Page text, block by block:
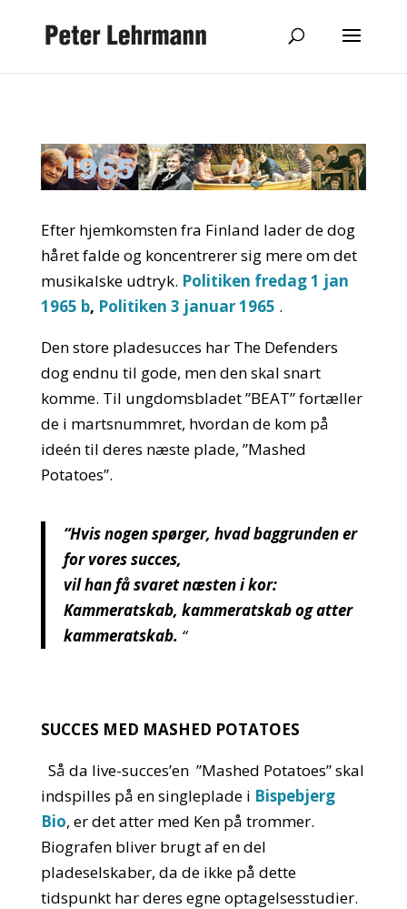
Efter hjemkomsten fra Finland lader de dog
håret falde og koncentrerer sig mere om det
musikalske udtryk. Politiken fredag 1 jan
1965 b, Politiken 3 januar 1965 .
Den store pladesucces har The Defenders
dog endnu til gode, men den skal snart
komme. Til ungdomsbladet ”BEAT” fortæller
de i martsnummret, hvordan de kom på
ideén til deres næste plade, ”Mashed
Potatoes”.
“Hvis nogen spørger, hvad baggrunden er
for vores succes,
vil han få svaret næsten i kor:
Kammeratskab, kammeratskab og atter
kammeratskab. “
SUCCES MED MASHED POTATOES
Så da live-succes’en ”Mashed Potatoes” skal
indspilles på en singleplade i Bispebjerg
Bio, er det atter med Ken på trommer.
Biografen bliver brugt af en del
pladeselskaber, da de ikke på dette
tidspunkt har deres egne optagelsesstudier.